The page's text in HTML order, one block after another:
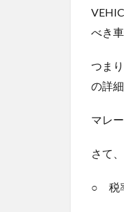
べき
つま
の詳
マレ
さて
○ 税